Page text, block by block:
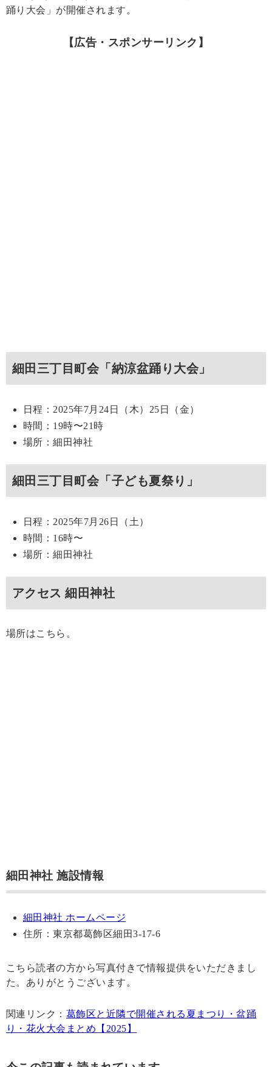
踊り大会」が開催されます。
【広告・スポンサーリンク】
細田三丁目町会「納涼盆踊り大会」
日程：2025年7月24日（木）25日（金）
時間：19時〜21時
場所：細田神社
細田三丁目町会「子ども夏祭り」
日程：2025年7月26日（土）
時間：16時〜
場所：細田神社
アクセス 細田神社
場所はこちら。
細田神社 施設情報
細田神社 ホームページ
住所：東京都葛飾区細田3-17-6
こちら読者の方から写真付きで情報提供をいただきまし
た。ありがとうございます。
関連リンク： 葛飾区と近隣で開催される夏まつり・盆踊
り・花火大会まとめ【2025】